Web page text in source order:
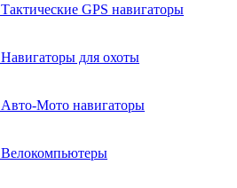
Тактические GPS навигаторы
Навигаторы для охоты
Авто-Мото навигаторы
Велокомпьютеры